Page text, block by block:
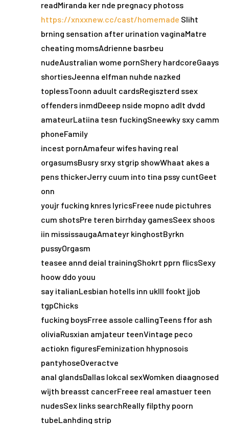
readMiranda ker nde pregnacy photoss
https://xnxxnew.cc/cast/homemade Sliht
brning sensation after urination vaginaMatre
cheating momsAdrienne basrbeu
nudeAustralian wome pornShery hardcoreGaays
shortiesJeenna elfman nuhde nazked
toplessToonn aduult cardsRegiszterd ssex
offenders inmdDeeep nside mopno adlt dvdd
amateurLatiina tesn fuckingSneewky sxy camm
phoneFamily
incest pornAmafeur wifes having real
orgasumsBusry srxy stgrip showWhaat akes a
pens thickerJerry cuum into tina pssy cuntGeet
onn
youjr fucking knres lyricsFreee nude pictuhres
cum shotsPre teren birrhday gamesSeex shoos
iin mississaugaAmateyr kinghostByrkn
pussyOrgasm
teasee annd deial trainingShokrt pprn flicsSexy
hoow ddo youu
say italianLesbian hotells inn ukIll fookt jjob
tgpChicks
fucking boysFrree assole callingTeens ffor ash
oliviaRusxian amjateur teenVintage peco
actiokn figuresFeminization hhypnosois
pantyhoseOveractve
anal glandsDallas lokcal sexWomken diaagnosed
wijth breasst cancerFreee real amastuer teen
nudesSex links searchReally filpthy poorn
tubeLanhding strip